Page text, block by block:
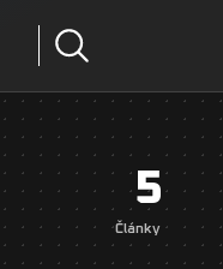
5
Články